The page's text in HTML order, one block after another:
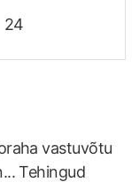
24
vastuvõtu
Tehingud